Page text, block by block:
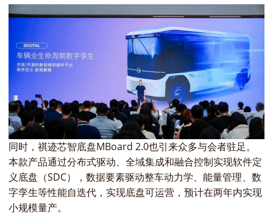
同时，祺迹芯智底盘MBoard 2.0也引来众多与会者驻足。
本款产品通过分布式驱动、全域集成和融合控制实现软件定
义底盘（SDC），数据要素驱动整车动力学、能量管理、数
字孪生等性能自迭代，实现底盘可运营，预计在两年内实现
小规模量产。